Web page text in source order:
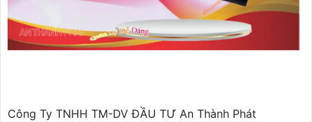
Công Ty TNHH TM-DV ĐẦU TƯ An Thành Phát